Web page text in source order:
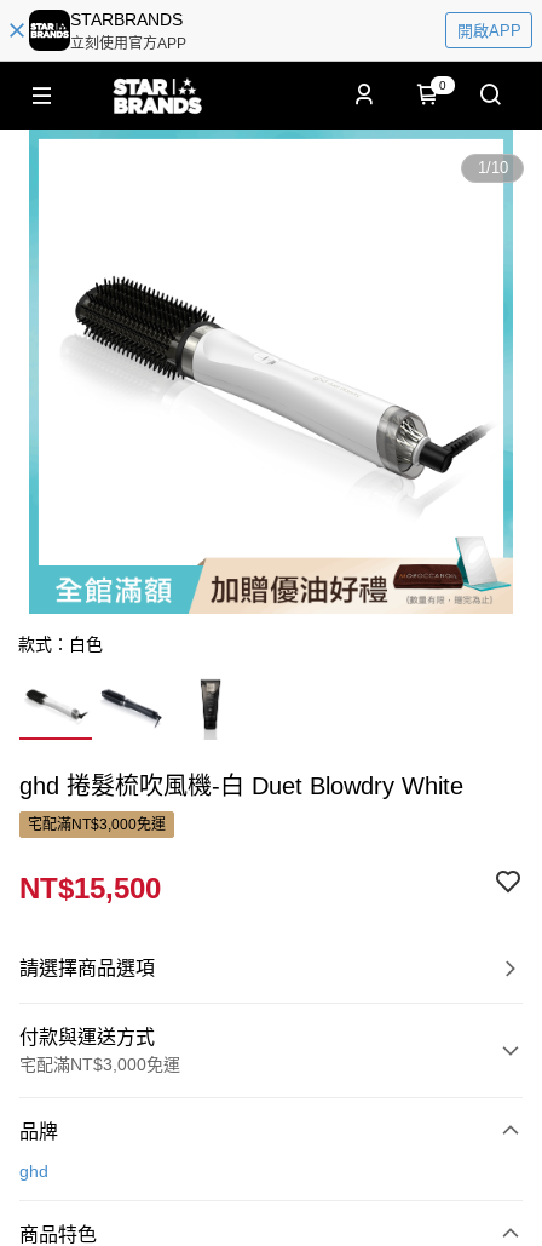
STARBRANDS
立刻使用官方APP
開啟APP
0
1/10
款式：白色
ghd 捲髮梳吹風機-白 Duet Blowdry White
宅配滿NT$3,000免運
NT$15,500
請選擇商品選項
付款與運送方式
宅配滿NT$3,000免運
信用卡一次付款
Apple Pay
品牌
ghd
商品特色